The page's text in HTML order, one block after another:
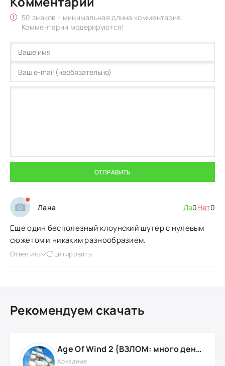
50 знаков - минимальная длина комментария.
Комментарии модерируются!
ОТПРАВИТЬ
Лана Да0Нет0
Еще один бесполезный клоунский шутер с нулевым
сюжетом и никаким разнообразием.
Ответить Цитировать
Рекомендуем скачать
Age Of Wind 2 {ВЗЛОМ: много денег}
Аркадные